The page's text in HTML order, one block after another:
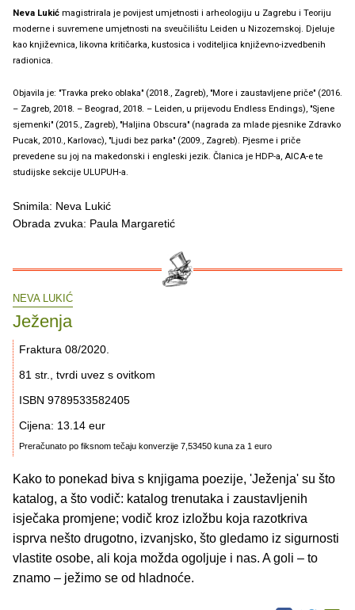
Neva Lukić magistrirala je povijest umjetnosti i arheologiju u Zagrebu i Teoriju
moderne i suvremene umjetnosti na sveučilištu Leiden u Nizozemskoj. Djeluje
kao književnica, likovna kritičarka, kustosica i voditeljica književno-izvedbenih
radionica.
Objavila je: "Travka preko oblaka" (2018., Zagreb), "More i zaustavljene priče" (2016.
– Zagreb, 2018. – Beograd, 2018. – Leiden, u prijevodu Endless Endings), "Sjene
sjemenki" (2015., Zagreb), "Haljina Obscura" (nagrada za mlade pjesnike Zdravko
Pucak, 2010., Karlovac), "Ljudi bez parka" (2009., Zagreb). Pjesme i priče
prevedene su joj na makedonski i engleski jezik. Članica je HDP-a, AICA-e te
studijske sekcije ULUPUH-a.
Snimila: Neva Lukić
Obrada zvuka: Paula Margaretić
NEVA LUKIĆ
Ježenja
Fraktura 08/2020.
81 str., tvrdi uvez s ovitkom
ISBN 9789533582405
Cijena: 13.14 eur
Preračunato po fiksnom tečaju konverzije 7,53450 kuna za 1 euro
Kako to ponekad biva s knjigama poezije, 'Ježenja' su što
katalog, a što vodič: katalog trenutaka i zaustavljenih
isječaka promjene; vodič kroz izložbu koja razotkriva
isprva nešto drugotno, izvanjsko, što gledamo iz sigurnosti
vlastite osobe, ali koja možda ogoljuje i nas. A goli – to
znamo – ježimo se od hladnoće.